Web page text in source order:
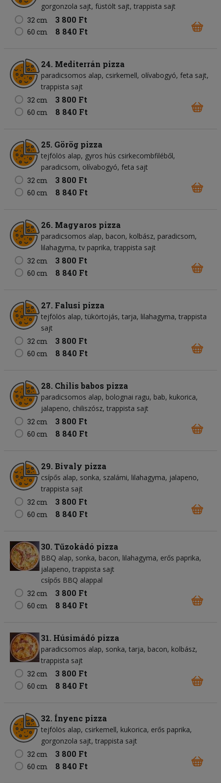
gorgonzola sajt füstölt sajt trappista sajt
32 cm
3 800 Ft
60 cm 8 840 Ft
24. Mediterrán pizza
paradicsomos alap csirkemell olívabogyó feta sajt
trappista sajt
32 cm
3 800 Ft
60 cm 8 840 Ft
25. Görög pizza
tejfölös alap gyros hús csirkecombfiléből
paradicsom olívabogyó feta sajt
32 cm
3 800 Ft
60 cm 8 840 Ft
26. Magyaros pizza
paradicsomos alap bacon kolbász paradicsom
lilahagyma tv paprika trappista sajt
32 cm
3 800 Ft
60 cm 8 840 Ft
27. Falusi pizza
tejfölös alap tükörtojás tarja lilahagyma trappista
sajt
32 cm
3 800 Ft
60 cm 8 840 Ft
28. Chilis babos pizza
paradicsomos alap bolognai ragu bab kukorica
jalapeno chiliszósz trappista sajt
32 cm
3 800 Ft
60 cm 8 840 Ft
29. Bivaly pizza
csípős alap sonka szalámi lilahagyma jalapeno
trappista sajt
32 cm
3 800 Ft
60 cm 8 840 Ft
30. Tűzokádó pizza
BBQ alap sonka bacon lilahagyma erős paprika
jalapeno trappista sajt
csípős BBQ alappal
32 cm
3 800 Ft
60 cm 8 840 Ft
31. Húsimádó pizza
paradicsomos alap sonka tarja bacon kolbász
trappista sajt
32 cm
3 800 Ft
60 cm 8 840 Ft
32. Ínyenc pizza
tejfölös alap csirkemell kukorica erős paprika
gorgonzola sajt trappista sajt
32 cm
3 800 Ft
60 cm 8 840 Ft